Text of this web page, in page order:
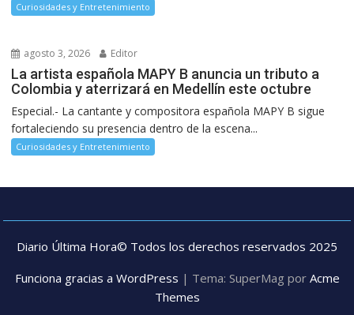
Curiosidades y Entretenimiento
agosto 3, 2026 Editor
La artista española MAPY B anuncia un tributo a
Colombia y aterrizará en Medellín este octubre
Especial.- La cantante y compositora española MAPY B sigue
fortaleciendo su presencia dentro de la escena...
Curiosidades y Entretenimiento
Diario Última Hora© Todos los derechos reservados 2025
Funciona gracias a WordPress | Tema: SuperMag por Acme
Themes